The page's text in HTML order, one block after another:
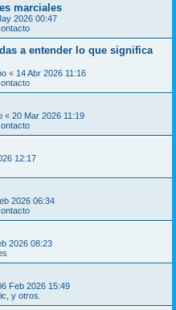
marciales
2026 00:47
a entender lo que significa
« 14 Abr 2026 11:16
« 20 Mar 2026 11:19
12:17
2026 06:34
2026 08:23
Feb 2026 15:49
y otros.